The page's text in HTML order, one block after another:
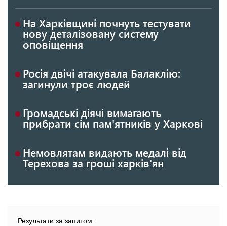
На Харківщині почнуть тестувати
нову деталізовану систему
оповіщення
Росія двічі атакувала Балаклію:
загинули троє людей
Громадські діячі вимагають
прибрати сім пам'ятників у Харкові
Немовлятам видають медалі від
Терехова за гроші харків'ян
Результати за запитом: